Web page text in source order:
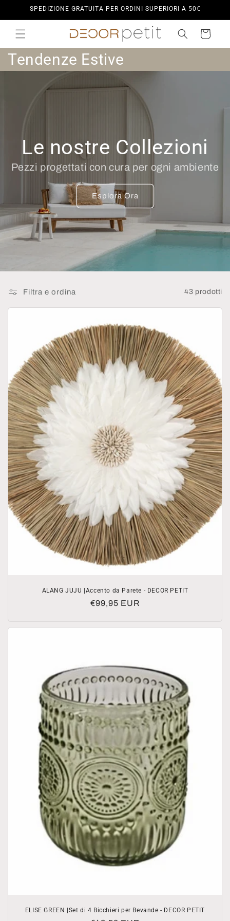
direttamente
ai contenuti
SPEDIZIONE GRATUITA PER ORDINI SUPERIORI A 50€
Carrello
C
z
n
e
Tendenze Estive
Le nostre Collezioni
Pezzi progettati con cura per ogni ambiente
Esplora Ora
Filtra e ordina 43 prodotti
ALANG JUJU |Accento da Parete - DECOR PETIT
Prezzo
listino
€99,95 EUR
ELISE GREEN |Set di 4 Bicchieri per Bevande - DECOR PETIT